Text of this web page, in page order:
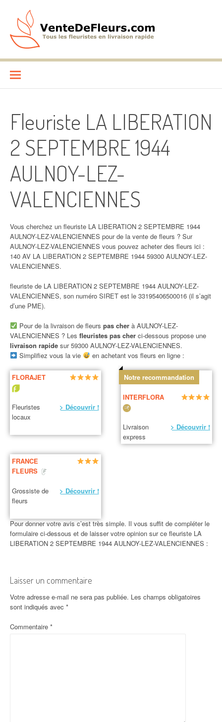
contenu
VenteDeFleurs.com
Fleuriste LA LIBERATION
2 SEPTEMBRE 1944
AULNOY-LEZ-
VALENCIENNES
Vous cherchez un fleuriste LA LIBERATION 2 SEPTEMBRE 1944
AULNOY-LEZ-VALENCIENNES pour de la vente de fleurs ? Sur
AULNOY-LEZ-VALENCIENNES vous pouvez acheter des fleurs ici :
140 AV LA LIBERATION 2 SEPTEMBRE 1944 59300 AULNOY-LEZ-
VALENCIENNES.
fleuriste de LA LIBERATION 2 SEPTEMBRE 1944 AULNOY-LEZ-
VALENCIENNES, son numéro SIRET est le 33195406500016 (il s’agit
d’une PME).
Pour de la livraison de fleurs pas cherà AULNOY-LEZ-
VALENCIENNES ? Les fleuristes pas cher ci-dessous propose une
livraison rapide sur 59300 AULNOY-LEZ-VALENCIENNES.
Simplifiez vous la vie
en achetant vos fleurs en ligne :
FLORAJET
Fleuristes
locaux
> Découvrir !
Notre recommandation
INTERFLORA
Livraison
express
> Découvrir !
FRANCE
FLEURS
Grossiste de
fleurs
> Découvrir !
Pour donner votre avis c’est très simple. Il vous suffit de compléter le
formulaire ci-dessous et de laisser votre opinion sur ce fleuriste LA
LIBERATION 2 SEPTEMBRE 1944 AULNOY-LEZ-VALENCIENNES :
Laisser un commentaire
Votre adresse e-mail ne sera pas publiée. Les champs obligatoires
sont indiqués avec *
Commentaire *